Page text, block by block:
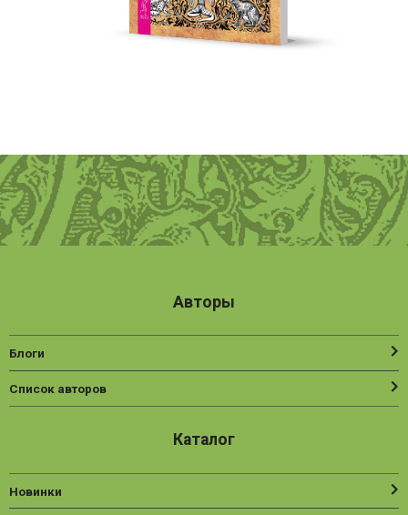
Авторы
Блоги
Список авторов
Каталог
Новинки